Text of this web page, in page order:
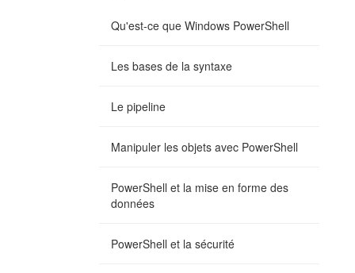
Qu'est-ce que Windows PowerShell
Les bases de la syntaxe
Le pipeline
Manipuler les objets avec PowerShell
PowerShell et la mise en forme des
données
PowerShell et la sécurité